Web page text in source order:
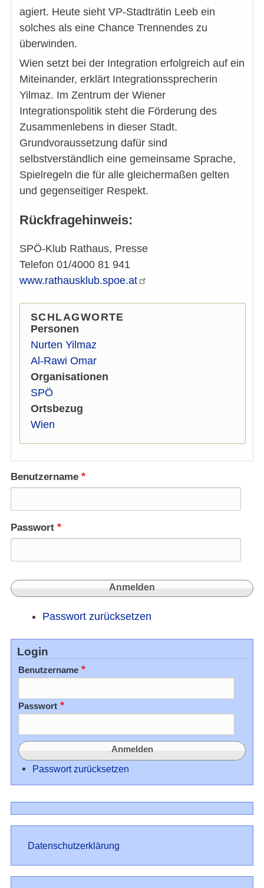
agiert. Heute sieht VP-Stadträtin Leeb ein
solches als eine Chance Trennendes zu
überwinden.
Wien setzt bei der Integration erfolgreich auf ein
Miteinander, erklärt Integrationssprecherin
Yilmaz. Im Zentrum der Wiener
Integrationspolitik steht die Förderung des
Zusammenlebens in dieser Stadt.
Grundvoraussetzung dafür sind
selbstverständlich eine gemeinsame Sprache,
Spielregeln die für alle gleichermaßen gelten
und gegenseitiger Respekt.
Rückfragehinweis:
SPÖ-Klub Rathaus, Presse
Telefon 01/4000 81 941
www.rathausklub.spoe.at
SCHLAGWORTE
Personen
Nurten Yilmaz
Al-Rawi Omar
Organisationen
SPÖ
Ortsbezug
Wien
Benutzername
Passwort
Passwort zurücksetzen
Login
Benutzername
Passwort
Passwort zurücksetzen
Datenschutz
Datenschutzerklärung